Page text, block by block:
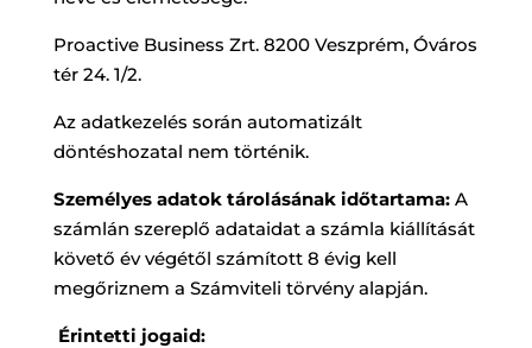
Proactive Business Zrt. 8200 Veszprém, Óváros
tér 24. 1/2.
Az adatkezelés során automatizált
döntéshozatal nem történik.
Személyes adatok tárolásának időtartama:A
számlán szereplő adataidat a számla kiállítását
követő év végétől számított 8 évig kell
megőriznem a Számviteli törvény alapján.
Érintetti jogaid: